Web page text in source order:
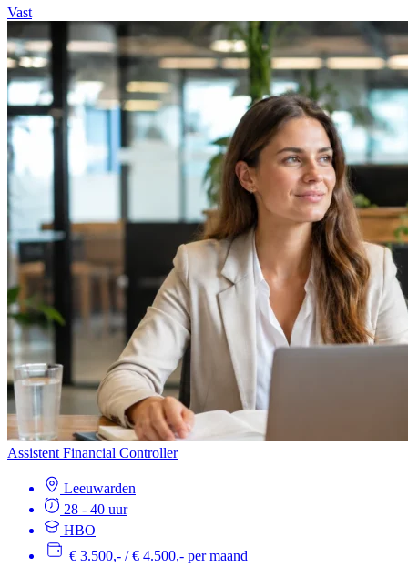
Vast
Assistent Financial Controller
Leeuwarden
28 - 40 uur
HBO
€ 3.500,- / € 4.500,- per maand